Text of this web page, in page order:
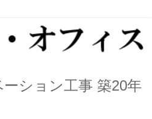
ション工事 築20年